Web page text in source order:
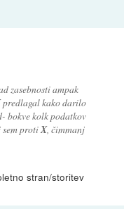
zasebnosti ampak
predlagal kako darilo
bokve kolk podatkov
protiX, čimmanj
stran/storitev